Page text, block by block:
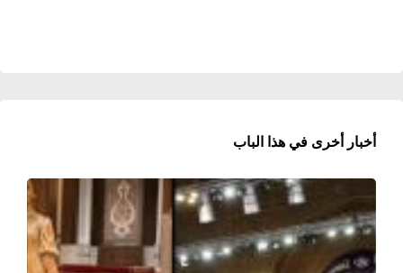
أخبار أخرى في هذا الباب